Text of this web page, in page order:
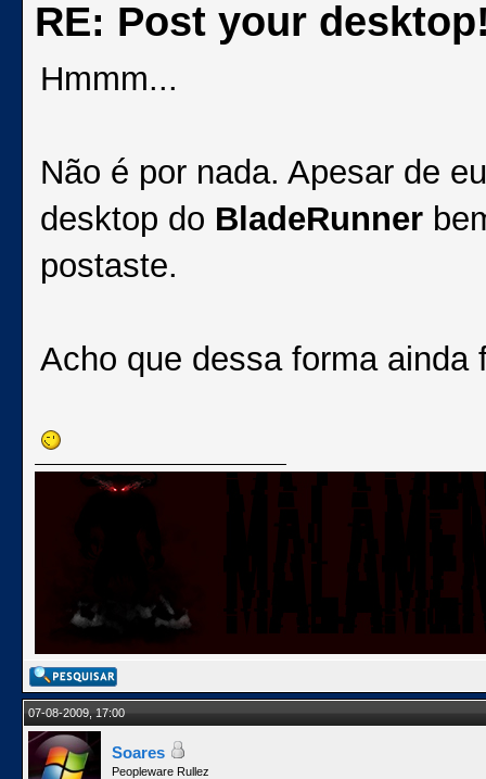
RE: Post your
Hmmm...
Não é por nada. Apesar de
desktop do BladeRunner
postaste.
Acho que dessa forma ainda
07-08-2009, 17:00
Soares
Peopleware Rullez